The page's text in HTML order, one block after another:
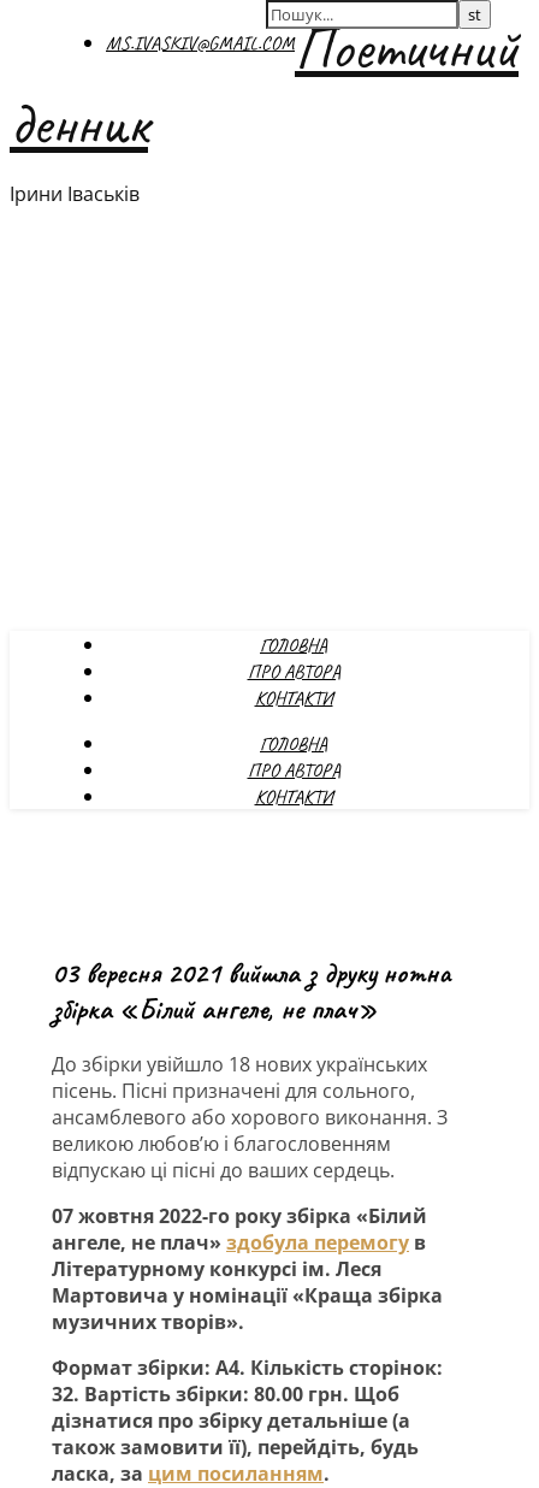
MS.IVASKIV@GMAIL.COMПоетичний
денник
Ірини Іваськів
ГОЛОВНА
ПРО АВТОРА
КОНТАКТИ
ГОЛОВНА
ПРО АВТОРА
КОНТАКТИ
03 вересня 2021 вийшла з друку нотна
збірка «Білий ангеле, не плач»
До збірки увійшло 18 нових українських
пісень. Пісні призначені для сольного,
ансамблевого або хорового виконання. З
великою любов’ю і благословенням
відпускаю ці пісні до ваших сердець.
07 жовтня 2022-го року збірка «Білий
ангеле, не плач» здобула перемогу в
Літературному конкурсі ім. Леся
Мартовича у номінації «Краща збірка
музичних творів».
Формат збірки: А4. Кількість сторінок:
32. Вартість збірки: 80.00 грн. Щоб
дізнатися про збірку детальніше (а
також замовити її), перейдіть, будь
ласка, за цим посиланням.